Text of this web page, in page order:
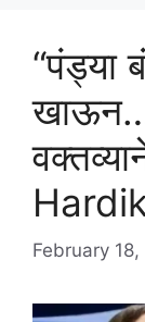
“पंड्या
February